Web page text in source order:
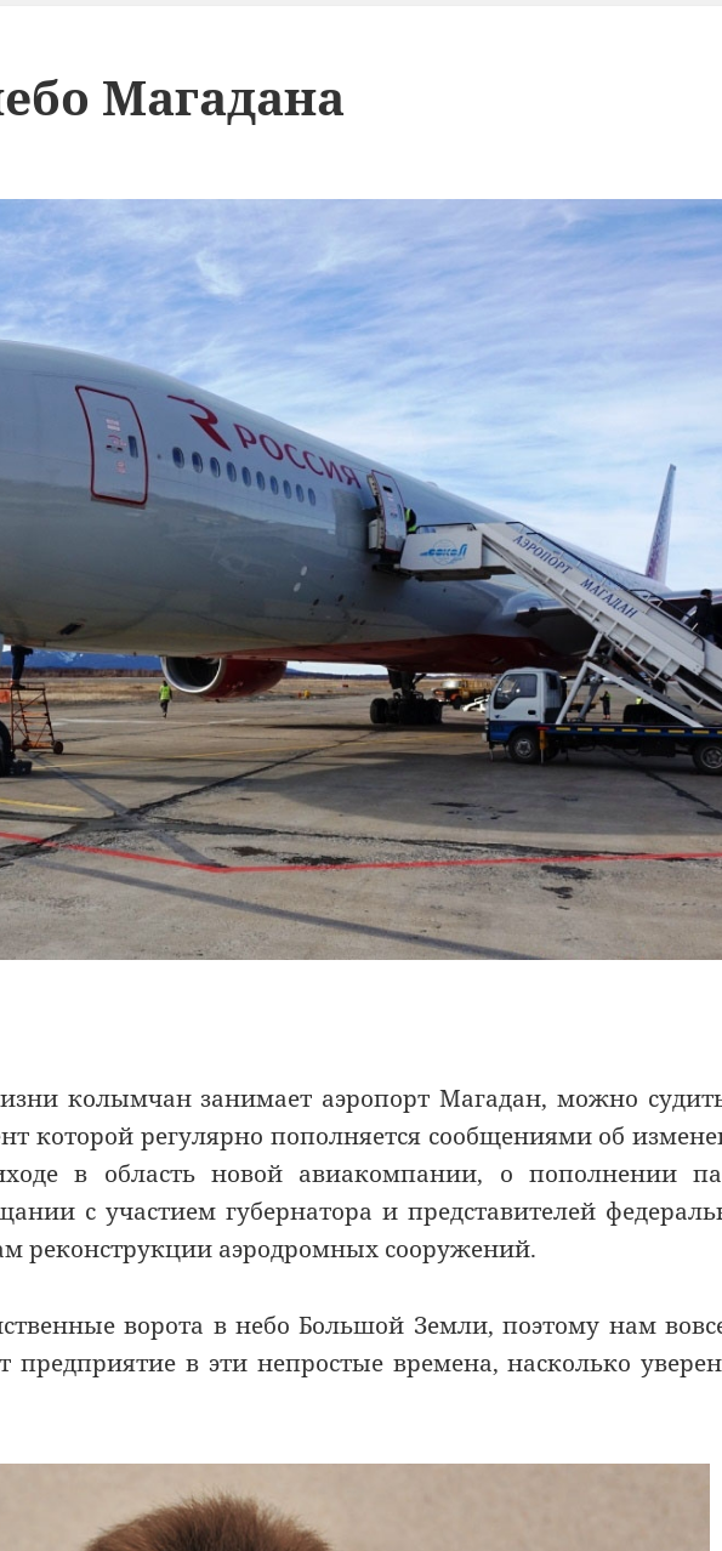
Магадана
колымчан занимает аэропорт Магадан, можно
которой регулярно пополняется сообщениями об
в область новой авиакомпании, о пополнении
с участием губернатора и представителей
реконструкции аэродромных сооружений.
ворота в небо Большой Земли, поэтому нам
предприятие в эти непростые времена, насколько